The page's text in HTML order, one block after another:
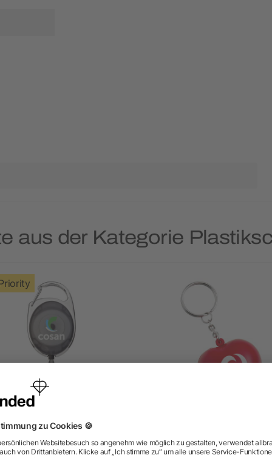
aus der Kategorie
Schlüsselkette mit
Rollerclip
Schaum